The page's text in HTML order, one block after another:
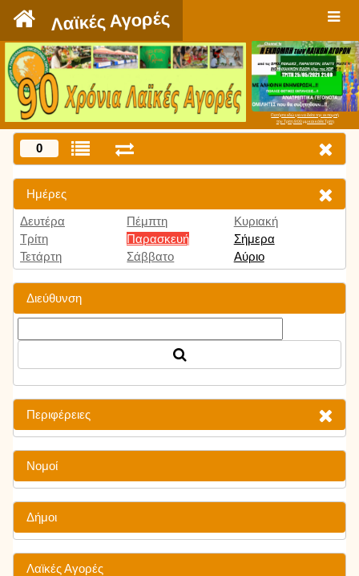
Λαϊκές Αγορές
Πατήστε εδώ για να δείτε την εκπομπή
την Τρίτη 9:00 μμ και κάθε Τρίτη
0
Ημέρες
Δευτέρα
Τρίτη
Τετάρτη
Πέμπτη
Παρασκευή
Σάββατο
Κυριακή
Σήμερα
Αύριο
Διεύθυνση
Περιφέρειες
Νομοί
Δήμοι
Λαϊκές Αγορές